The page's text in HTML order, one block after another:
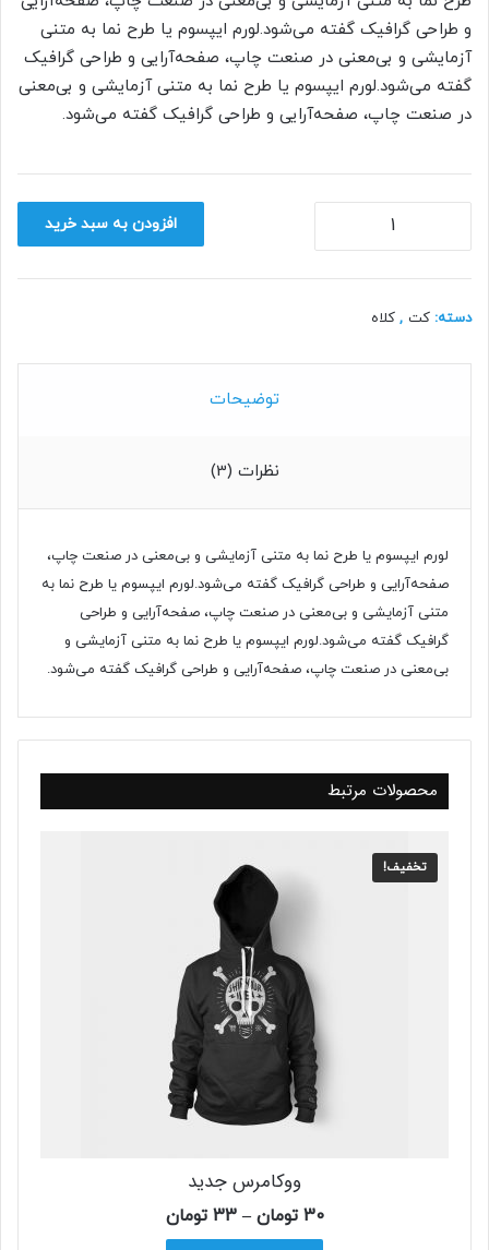
و طراحی گرافیک گفته می‌شود.لورم ایپسوم یا طرح‌ نما به متنی
آزمایشی و بی‌معنی در صنعت چاپ، صفحه‌آرایی و طراحی گرافیک
گفته می‌شود.لورم ایپسوم یا طرح‌ نما به متنی آزمایشی و بی‌معنی
در صنعت چاپ، صفحه‌آرایی و طراحی گرافیک گفته می‌شود.
عدد
افزودن به سبد خرید
دسته: کت , کلاه
توضیحات
نظرات (3)
لورم ایپسوم یا طرح‌ نما به متنی آزمایشی و بی‌معنی در صنعت چاپ،
صفحه‌آرایی و طراحی گرافیک گفته می‌شود.لورم ایپسوم یا طرح‌ نما به
متنی آزمایشی و بی‌معنی در صنعت چاپ، صفحه‌آرایی و طراحی
گرافیک گفته می‌شود.لورم ایپسوم یا طرح‌ نما به متنی آزمایشی و
بی‌معنی در صنعت چاپ، صفحه‌آرایی و طراحی گرافیک گفته می‌شود.
محصولات مرتبط
تخفیف!
ووکامرس جدید
30 تومان–
33 تومان